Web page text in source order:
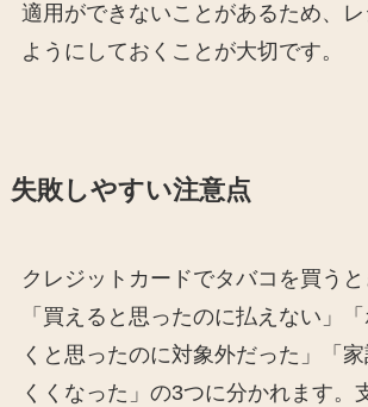
適用ができないことがあるため、
ようにしておくことが大切です。
失敗しやすい注意点
クレジットカードでタバコを買うと
「買えると思ったのに払えない」
くと思ったのに対象外だった」「
くくなった」の3つに分かれます。